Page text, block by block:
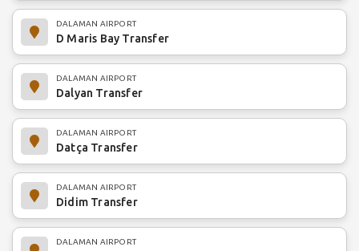
DALAMAN AIRPORT
D Maris Bay Transfer
DALAMAN AIRPORT
Dalyan Transfer
DALAMAN AIRPORT
Datça Transfer
DALAMAN AIRPORT
Didim Transfer
DALAMAN AIRPORT